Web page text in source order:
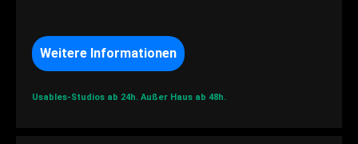
Weitere Informationen
Usables-Studios ab 24h. Außer Haus ab 48h.